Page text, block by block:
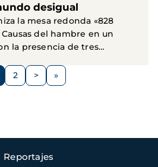
desigual
la mesa redonda «828
del hambre en un
la presencia de tres
Página
2
Siguiente
>
Reportajes